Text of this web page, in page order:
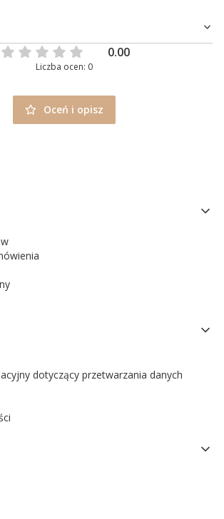
0.00
Liczba ocen: 0
Oceń i opisz
dotyczący przetwarzania danych